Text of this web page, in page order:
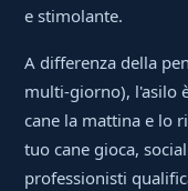
e stimolante.
A differenza della
multi-giorno), l'asilo
cane la mattina e lo
tuo cane gioca,
professionisti